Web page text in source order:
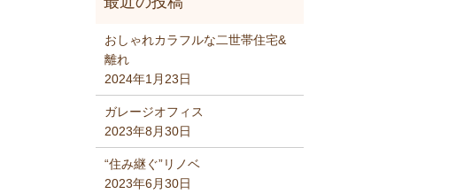
おしゃれカラフルな二世帯住宅&
離れ
2024年1月23日
ガレージオフィス
2023年8月30日
“住み継ぐ”リノベ
2023年6月30日